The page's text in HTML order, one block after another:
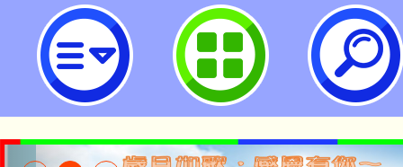
主旨：有關教育部「114年國民小
民國防教育融入式教學教案研發工
說明案，請查照。-桃園市立瑞坪